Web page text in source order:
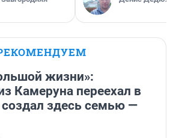
жизни»:
Камеруна переехал в
здесь семью —